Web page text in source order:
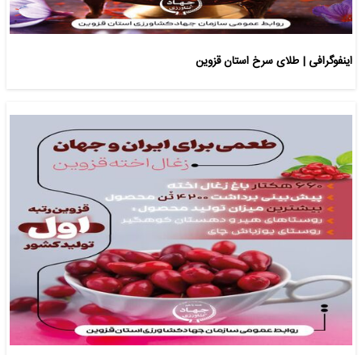
اینفوگرافی | طلای سرخ استان قزوین